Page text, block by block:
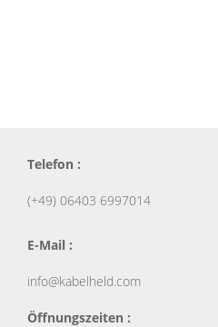
Telefon :
(+49) 06403 6997014
E-Mail :
info@kabelheld.com
Öffnungszeiten :